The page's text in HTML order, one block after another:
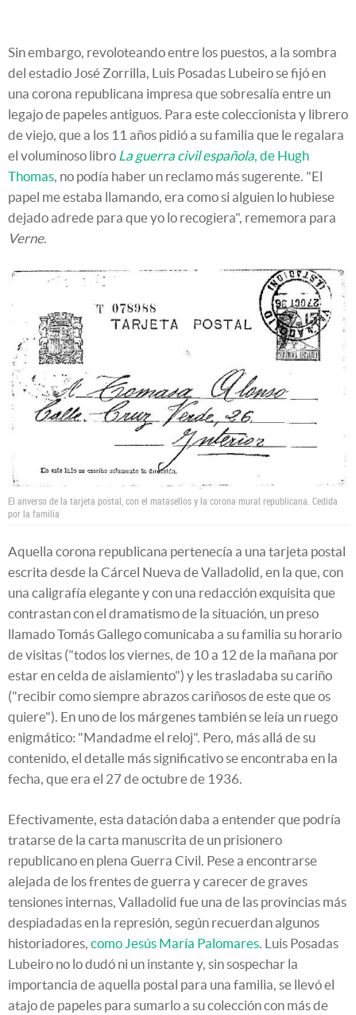
Sin embargo, revoloteando entre los puestos, a la sombra
del estadio José Zorrilla, Luis Posadas Lubeiro se fijó en
una corona republicana impresa que sobresalía entre un
legajo de papeles antiguos. Para este coleccionista y librero
de viejo, que a los 11 años pidió a su familia que le regalara
el voluminoso libro La guerra civil española , de Hugh
Thomas , no podía haber un reclamo más sugerente. "El
papel me estaba llamando, era como si alguien lo hubiese
dejado adrede para que yo lo recogiera", rememora para
Verne.
El anverso de la tarjeta postal, con el matasellos y la corona mural republicana. Cedida
por la familia
Aquella corona republicana pertenecía a una tarjeta postal
escrita desde la Cárcel Nueva de Valladolid, en la que, con
una caligrafía elegante y con una redacción exquisita que
contrastan con el dramatismo de la situación, un preso
llamado Tomás Gallego comunicaba a su familia su horario
de visitas ("todos los viernes, de 10 a 12 de la mañana por
estar en celda de aislamiento") y les trasladaba su cariño
("recibir como siempre abrazos cariñosos de este que os
quiere"). En uno de los márgenes también se leía un ruego
enigmático: "Mandadme el reloj". Pero, más allá de su
contenido, el detalle más significativo se encontraba en la
fecha, que era el 27 de octubre de 1936.
Efectivamente, esta datación daba a entender que podría
tratarse de la carta manuscrita de un prisionero
republicano en plena Guerra Civil. Pese a encontrarse
alejada de los frentes de guerra y carecer de graves
tensiones internas, Valladolid fue una de las provincias más
despiadadas en la represión, según recuerdan algunos
historiadores, como Jesús María Palomares. Luis Posadas
Lubeiro no lo dudó ni un instante y, sin sospechar la
importancia de aquella postal para una familia, se llevó el
atajo de papeles para sumarlo a su colección con más de